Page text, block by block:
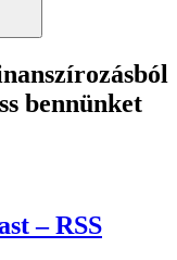
bennünket
– RSS